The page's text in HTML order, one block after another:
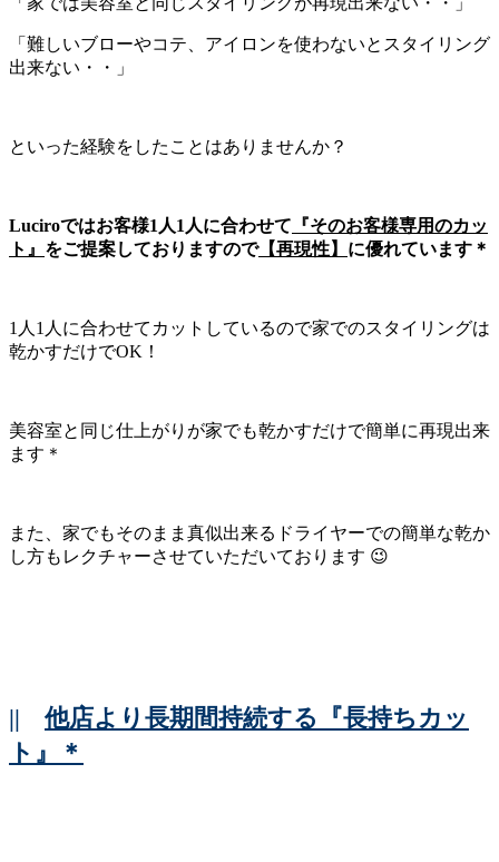
「難しいブローやコテ、アイロンを使わないとスタイリング
出来ない・・」
といった経験をしたことはありませんか？
Luciroではお客様1人1人に合わせて 『そのお客様専用のカッ
ト』 をご提案しておりますので【再現性】 に優れています＊
1人1人に合わせてカットしているので家でのスタイリングは
乾かすだけでOK！
美容室と同じ仕上がりが家でも乾かすだけで簡単に再現出来
ます＊
また、家でもそのまま真似出来るドライヤーでの簡単な乾か
し方もレクチャーさせていただいております 😉
|| 他店より長期間持続する『長持ちカッ
ト』＊